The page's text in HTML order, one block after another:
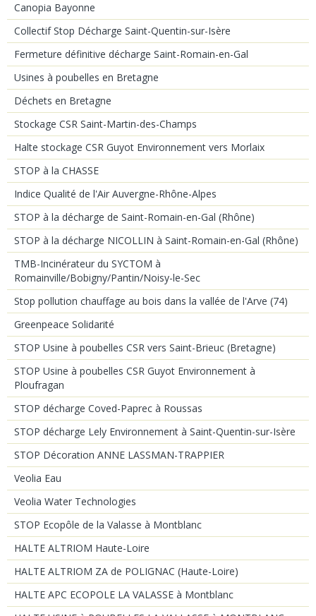
Canopia Bayonne
Collectif Stop Décharge Saint-Quentin-sur-Isère
Fermeture définitive décharge Saint-Romain-en-Gal
Usines à poubelles en Bretagne
Déchets en Bretagne
Stockage CSR Saint-Martin-des-Champs
Halte stockage CSR Guyot Environnement vers Morlaix
STOP à la CHASSE
Indice Qualité de l'Air Auvergne-Rhône-Alpes
STOP à la décharge de Saint-Romain-en-Gal (Rhône)
STOP à la décharge NICOLLIN à Saint-Romain-en-Gal (Rhône)
TMB-Incinérateur du SYCTOM à
Romainville/Bobigny/Pantin/Noisy-le-Sec
Stop pollution chauffage au bois dans la vallée de l'Arve (74)
Greenpeace Solidarité
STOP Usine à poubelles CSR vers Saint-Brieuc (Bretagne)
STOP Usine à poubelles CSR Guyot Environnement à
Ploufragan
STOP décharge Coved-Paprec à Roussas
STOP décharge Lely Environnement à Saint-Quentin-sur-Isère
STOP Décoration ANNE LASSMAN-TRAPPIER
Veolia Eau
Veolia Water Technologies
STOP Ecopôle de la Valasse à Montblanc
HALTE ALTRIOM Haute-Loire
HALTE ALTRIOM ZA de POLIGNAC (Haute-Loire)
HALTE APC ECOPOLE LA VALASSE à Montblanc